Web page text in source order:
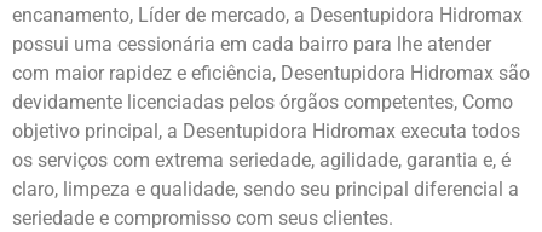
encanamento, Líder de mercado, a Desentupidora Hidromax
possui uma cessionária em cada bairro para lhe atender
com maior rapidez e eficiência, Desentupidora Hidromax são
devidamente licenciadas pelos órgãos competentes, Como
objetivo principal, a Desentupidora Hidromax executa todos
os serviços com extrema seriedade, agilidade, garantia e, é
claro, limpeza e qualidade, sendo seu principal diferencial a
seriedade e compromisso com seus clientes.